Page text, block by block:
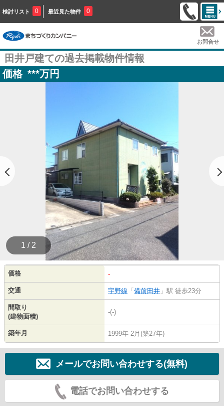
検討リスト 0 最近見た物件 0
お問合せ
田井戸建ての過去掲載物件情報
価格 ***万円
1 / 2
価格 -
交通 宇野線 「備前田井 」駅 徒歩23分
間取り
(建物面積)
-(-)
築年月 1999年 2月(築27年)
メールでお問い合わせする(無料)
電話でお問い合わせする